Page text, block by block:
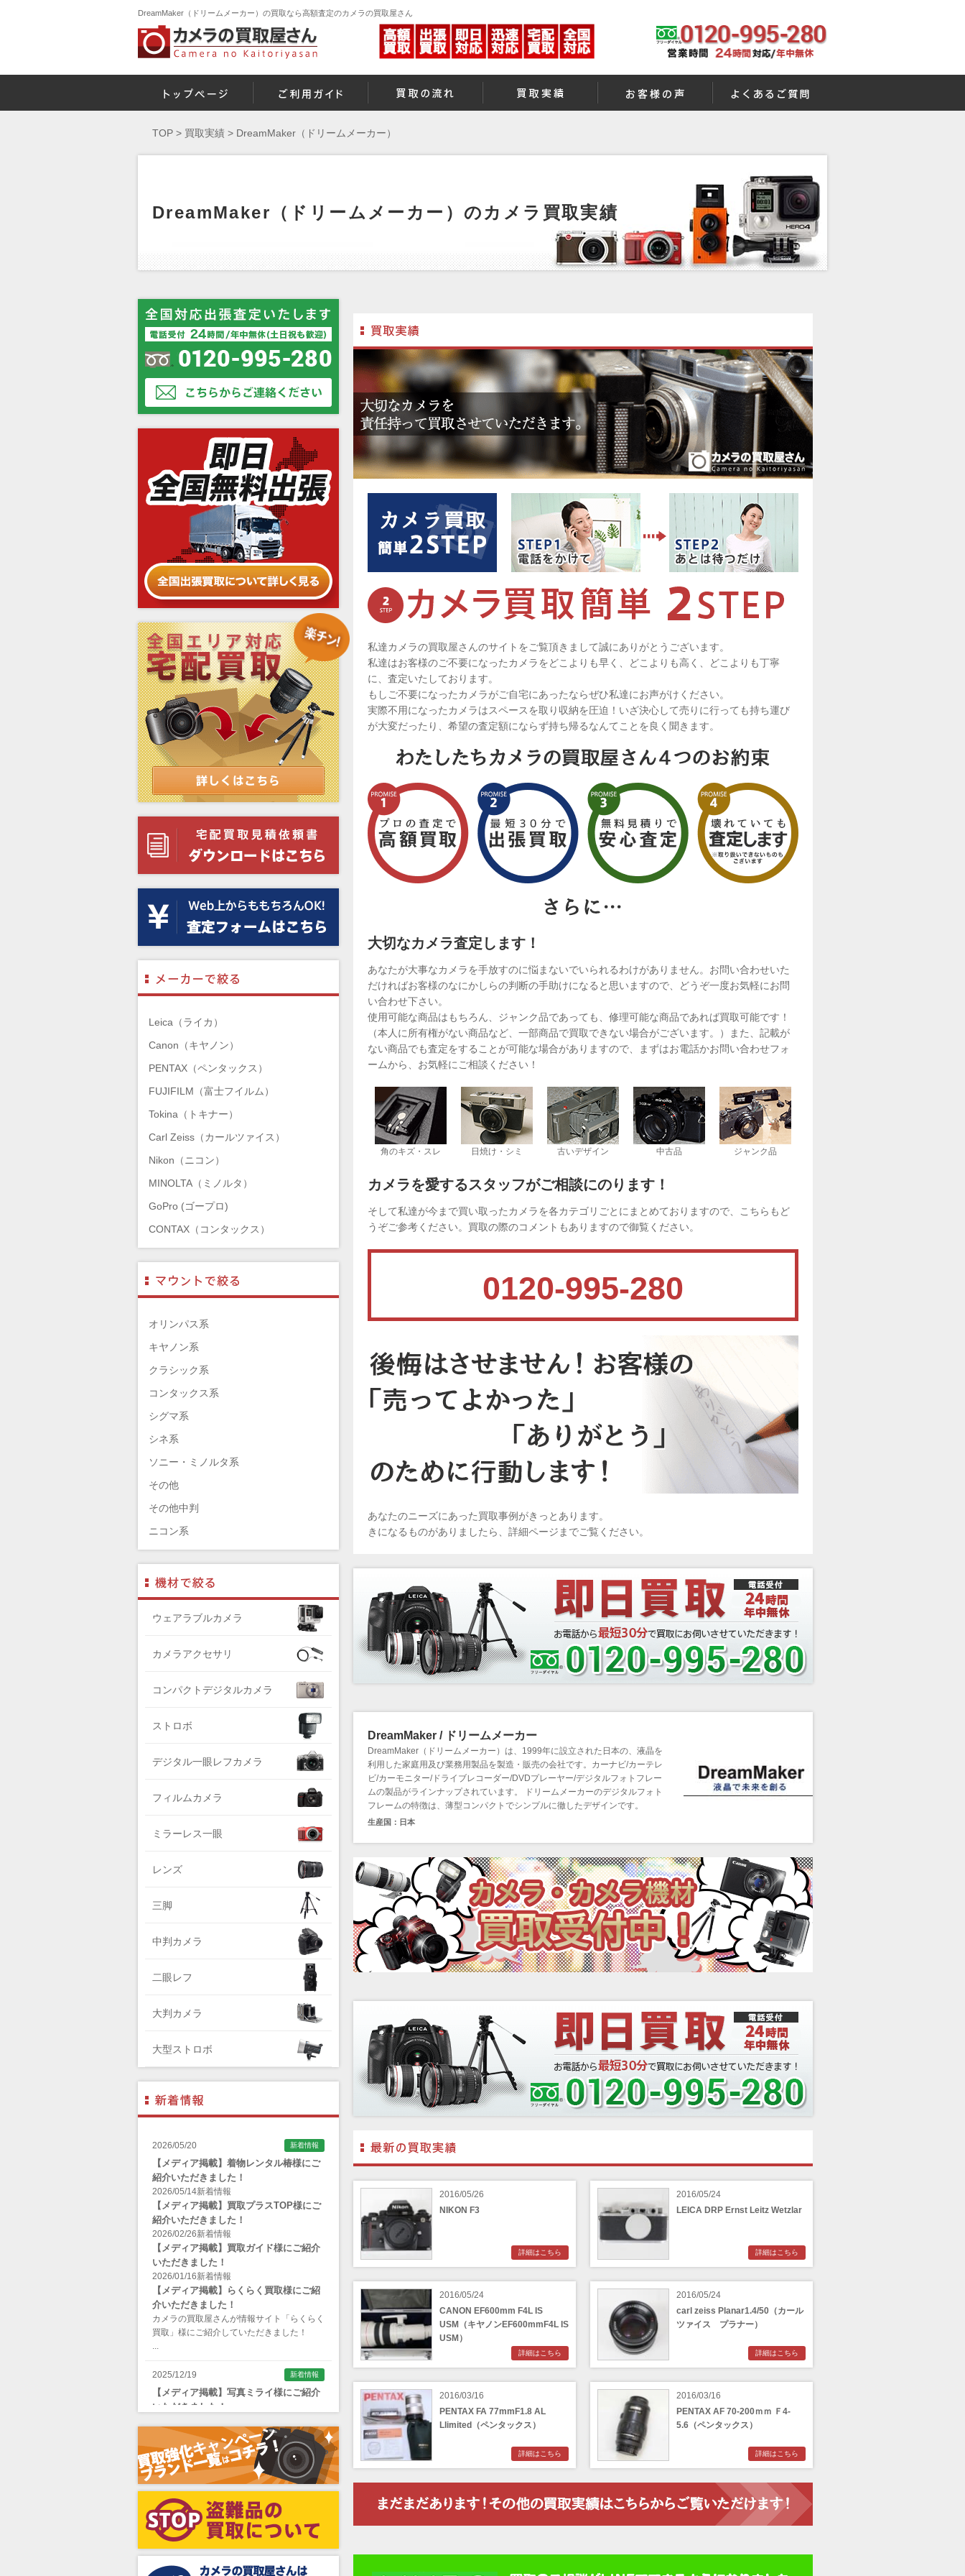
DreamMaker（ドリームメーカー）の買取なら高額査定のカメラの買取屋さん
TOP > 買取実績 > DreamMaker（ドリームメーカー）
DreamMaker（ドリームメーカー）のカメラ買取実績
私達カメラの買取屋さんのサイトをご覧頂きまして誠にありがとうございます。
私達はお客様のご不要になったカメラをどこよりも早く、どこよりも高く、どこよりも丁寧
に、査定いたしております。
もしご不要になったカメラがご自宅にあったならぜひ私達にお声がけください。
実際不用になったカメラはスペースを取り収納を圧迫！いざ決心して売りに行っても持ち運び
が大変だったり、希望の査定額にならず持ち帰るなんてことを良く聞きます。
大切なカメラ査定します！
あなたが大事なカメラを手放すのに悩まないでいられるわけがありません。お問い合わせいた
だければお客様のなにかしらの判断の手助けになると思いますので、どうぞ一度お気軽にお問
い合わせ下さい。
使用可能な商品はもちろん、ジャンク品であっても、修理可能な商品であれば買取可能です！
（本人に所有権がない商品など、一部商品で買取できない場合がございます。）また、記載が
ない商品でも査定をすることが可能な場合がありますので、まずはお電話かお問い合わせフォ
ームから、お気軽にご相談ください！
角のキズ・スレ 日焼け・シミ 古いデザイン 中古品 ジャンク品
カメラを愛するスタッフがご相談にのります！
そして私達が今まで買い取ったカメラを各カテゴリごとにまとめておりますので、こちらもど
うぞご参考ください。買取の際のコメントもありますので御覧ください。
0120-995-280
あなたのニーズにあった買取事例がきっとあります。
きになるものがありましたら、詳細ページまでご覧ください。
DreamMaker / ドリームメーカー
DreamMaker（ドリームメーカー）は、1999年に設立された日本の、液晶を
利用した家庭用及び業務用製品を製造・販売の会社です。カーナビ/カーテレ
ビ/カーモニター/ドライブレコーダー/DVDプレーヤー/デジタルフォトフレー
ムの製品がラインナップされています。 ドリームメーカーのデジタルフォト
フレームの特徴は、薄型コンパクトでシンプルに徹したデザインです。
生産国：日本
2016/05/26
NIKON F3
詳細はこちら
2016/05/24
LEICA DRP Ernst Leitz Wetzlar
詳細はこちら
2016/05/24
CANON EF600mm F4L IS
USM（キヤノンEF600mmF4L IS
USM）
詳細はこちら
2016/05/24
carl zeiss Planar1.4/50（カール
ツァイス プラナー）
詳細はこちら
2016/03/16
PENTAX FA 77mmF1.8 AL
Llimited（ペンタックス）
詳細はこちら
2016/03/16
PENTAX AF 70-200ｍｍ Ｆ4-
5.6（ペンタックス）
詳細はこちら
Leica（ライカ）
Canon（キヤノン）
PENTAX（ペンタックス）
FUJIFILM（富士フイルム）
Tokina（トキナー）
Carl Zeiss（カールツァイス）
Nikon（ニコン）
MINOLTA（ミノルタ）
GoPro (ゴープロ)
CONTAX（コンタックス）
Mamiya（マミヤ）
TAMRON（タムロン）
SIGMA（シグマ）
HASSELBLAD（ハッセルブラッド）
EPSON（エプソン）
ENNA München（エナ）
ELEFOTO（エレフォト）
ELECOM（エレコム）
￼EIZO（エイゾ）
edelkrone（エーデンクローン）
Garmin（ガーミン）
Dust-Off（ダストオフ）
DreamMaker（ドリームメーカー）
ー)
DIGITALKING（デジタルキング）
LAMDA（ラムダ）
ジオグラフィック）
Herschel（ハーシェル）
DEKO Elite（デコエリート）
DOMKE（ドンケ）
Zenza Bronica （ゼンザブロニカ）
OLYMPUS（オリンパス）
A.Schacht Ulm（シャハト）
ACQUAPAZZA（アクアパッツァ）
ADTECHNO（エーディテクノ）
Manfrotto（マンフロット）
ALT（アルト）
ANGENIEUX (アンジェニュー)
ANSCO（アンスコ）
Antonio Gatto（アントニオ・ガット）
Apple（アップル）
AQUAPAC （アクアパック）
ARAX（アラクス）
ARNUVO（アルヌボ）
ARTISAN&ARTIST (アルティザンアン
ドアーティスト)
Aska（アスカ/飛鳥）
ATOMOS（アトモス）
AVENON（アベノン）
Awagami Factory（アワガミファクトリ
ー）
オリンパス系
キヤノン系
クラシック系
コンタックス系
シグマ系
シネ系
ソニー・ミノルタ系
その他
その他中判
ニコン系
フジフィルム系
ペンタックス系
ライカ系
大判系
ウェアラブルカメラ
カメラアクセサリ
コンパクトデジタルカメラ
ストロボ
デジタル一眼レフカメラ
フィルムカメラ
ミラーレス一眼
レンズ
三脚
中判カメラ
二眼レフ
大判カメラ
大型ストロボ
2026/05/20 新着情報
【メディア掲載】着物レンタル椿様にご
紹介いただきました！
2026/05/14新着情報
【メディア掲載】買取プラスTOP様にご
紹介いただきました！
2026/02/26新着情報
【メディア掲載】買取ガイド様にご紹介
いただきました！
2026/01/16新着情報
【メディア掲載】らくらく買取様にご紹
介いただきました！
カメラの買取屋さんが情報サイト「らくらく
買取」様にご紹介していただきました！
...
2025/12/19 新着情報
【メディア掲載】写真ミライ様にご紹介
いただきました！
イ」様にご紹介していただきました！
...